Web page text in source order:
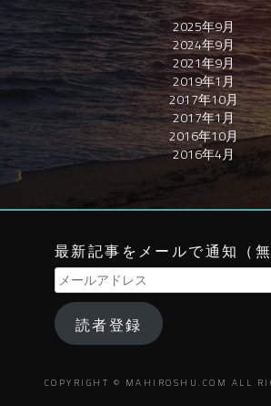
2025年9月
2024年9月
2021年9月
2019年1月
2017年10月
2017年1月
2016年10月
2016年4月
最新記事をメールで通知（無
メ
ー
ル
ア
ド
ス
読者登録
COPYRIGHT © MAHIROSHU.COM ALL